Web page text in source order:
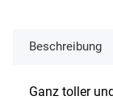
Beschreibung
Ganz toller